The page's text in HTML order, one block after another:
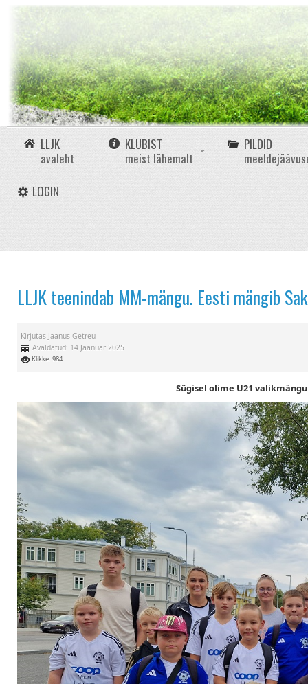
LLJK
avaleht
KLUBIST
meist lähemalt
PILDID
LOGIN
LLJK teenindab MM-mängu. Eesti mängib
Kirjutas Jaanus Getreu
Avaldatud: 14 Jaanuar 2025
Klikke: 984
Sügisel olime U21